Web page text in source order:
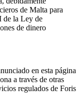
de Malta para
de la Ley de
de dinero
en esta página
a través de otras
regulados de Foris